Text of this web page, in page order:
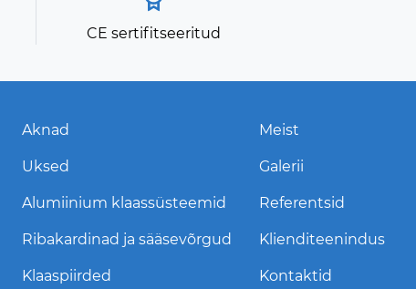
CE sertifitseeritud
Aknad
Uksed
Alumiinium klaassüsteemid
Ribakardinad ja sääsevõrgud
Klaaspiirded
Meist
Galerii
Referentsid
Klienditeenindus
Kontaktid